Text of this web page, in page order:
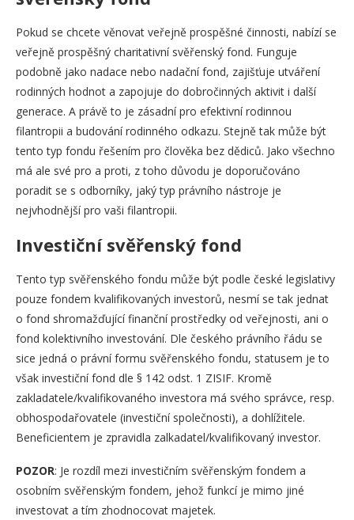
Pokud se chcete věnovat veřejně prospěšné činnosti, nabízí se
veřejně prospěšný charitativní svěřenský fond. Funguje
podobně jako nadace nebo nadační fond, zajišťuje utváření
rodinných hodnot a zapojuje do dobročinných aktivit i další
generace. A právě to je zásadní pro efektivní rodinnou
filantropii a budování rodinného odkazu. Stejně tak může být
tento typ fondu řešením pro člověka bez dědiců. Jako všechno
má ale své pro a proti, z toho důvodu je doporučováno
poradit se s odborníky, jaký typ právního nástroje je
nejvhodnější pro vaši filantropii.
Investiční svěřenský fond
Tento typ svěřenského fondu může být podle české legislativy
pouze fondem kvalifikovaných investorů, nesmí se tak jednat
o fond shromažďující finanční prostředky od veřejnosti, ani o
fond kolektivního investování. Dle českého právního řádu se
sice jedná o právní formu svěřenského fondu, statusem je to
však investiční fond dle § 142 odst. 1 ZISIF. Kromě
zakladatele/kvalifikovaného investora má svého správce, resp.
obhospodařovatele (investiční společnosti), a dohlížitele.
Beneficientem je zpravidla zalkadatel/kvalifikovaný investor.
POZOR: Je rozdíl mezi investičním svěřenským fondem a
osobním svěřenským fondem, jehož funkcí je mimo jiné
investovat a tím zhodnocovat majetek.